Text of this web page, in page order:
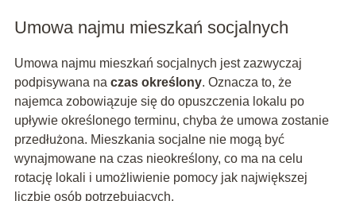
Umowa najmu mieszkań socjalnych
Umowa najmu mieszkań socjalnych jest zazwyczaj
podpisywana na czas określony. Oznacza to, że
najemca zobowiązuje się do opuszczenia lokalu po
upływie określonego terminu, chyba że umowa zostanie
przedłużona. Mieszkania socjalne nie mogą być
wynajmowane na czas nieokreślony, co ma na celu
rotację lokali i umożliwienie pomocy jak największej
liczbie osób potrzebujących.